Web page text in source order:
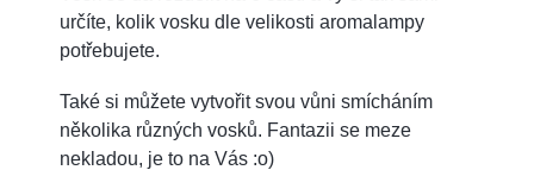
určíte, kolik vosku dle velikosti aromalampy
potřebujete.
Také si můžete vytvořit svou vůni smícháním
několika různých vosků. Fantazii se meze
nekladou, je to na Vás :o)